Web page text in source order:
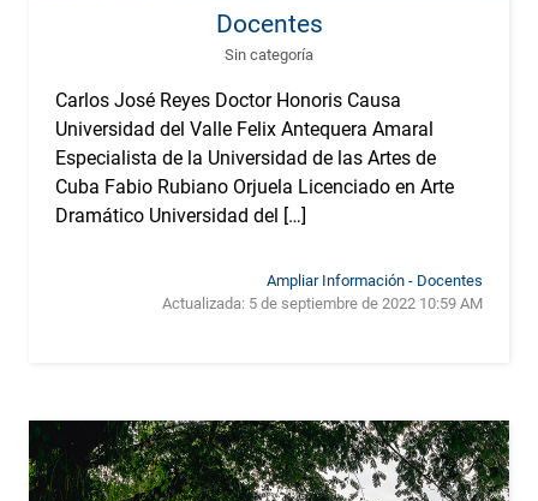
Docentes
Sin categoría
Carlos José Reyes Doctor Honoris Causa
Universidad del Valle Felix Antequera Amaral
Especialista de la Universidad de las Artes de
Cuba Fabio Rubiano Orjuela Licenciado en Arte
Dramático Universidad del […]
Ampliar Información - Docentes
Actualizada: 5 de septiembre de 2022 10:59 AM